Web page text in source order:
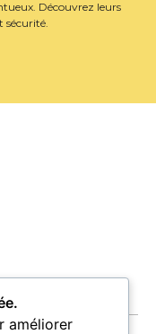
Découvrez leurs
sécurité.
améliorer